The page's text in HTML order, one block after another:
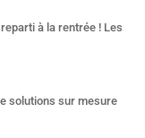
à la rentrée ! Les
solutions sur mesure